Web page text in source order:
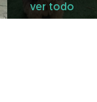
ver todo